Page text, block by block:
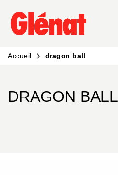
MENU RECHERCHE
PIED DE PAGE
Accueil dragon ball
DRAGON BALL